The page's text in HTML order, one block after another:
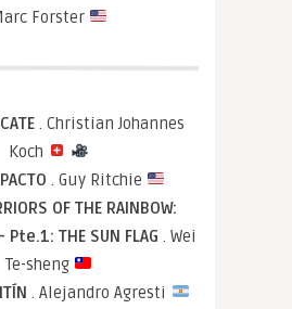
Forster
. Christian Johannes
Koch
. Guy Ritchie
OF THE RAINBOW:
Pte.1: THE SUN FLAG . Wei
Te-sheng
. Alejandro Agresti